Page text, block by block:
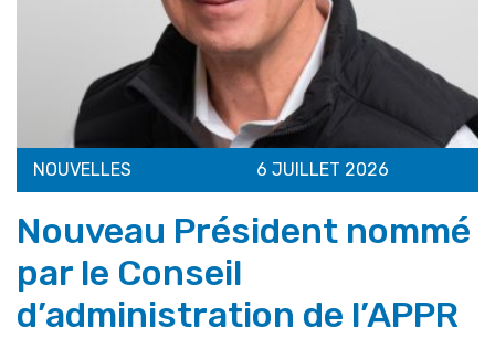
NOUVELLES 6 JUILLET 2026
Nouveau Président nommé
par le Conseil
d’administration de l’APPR